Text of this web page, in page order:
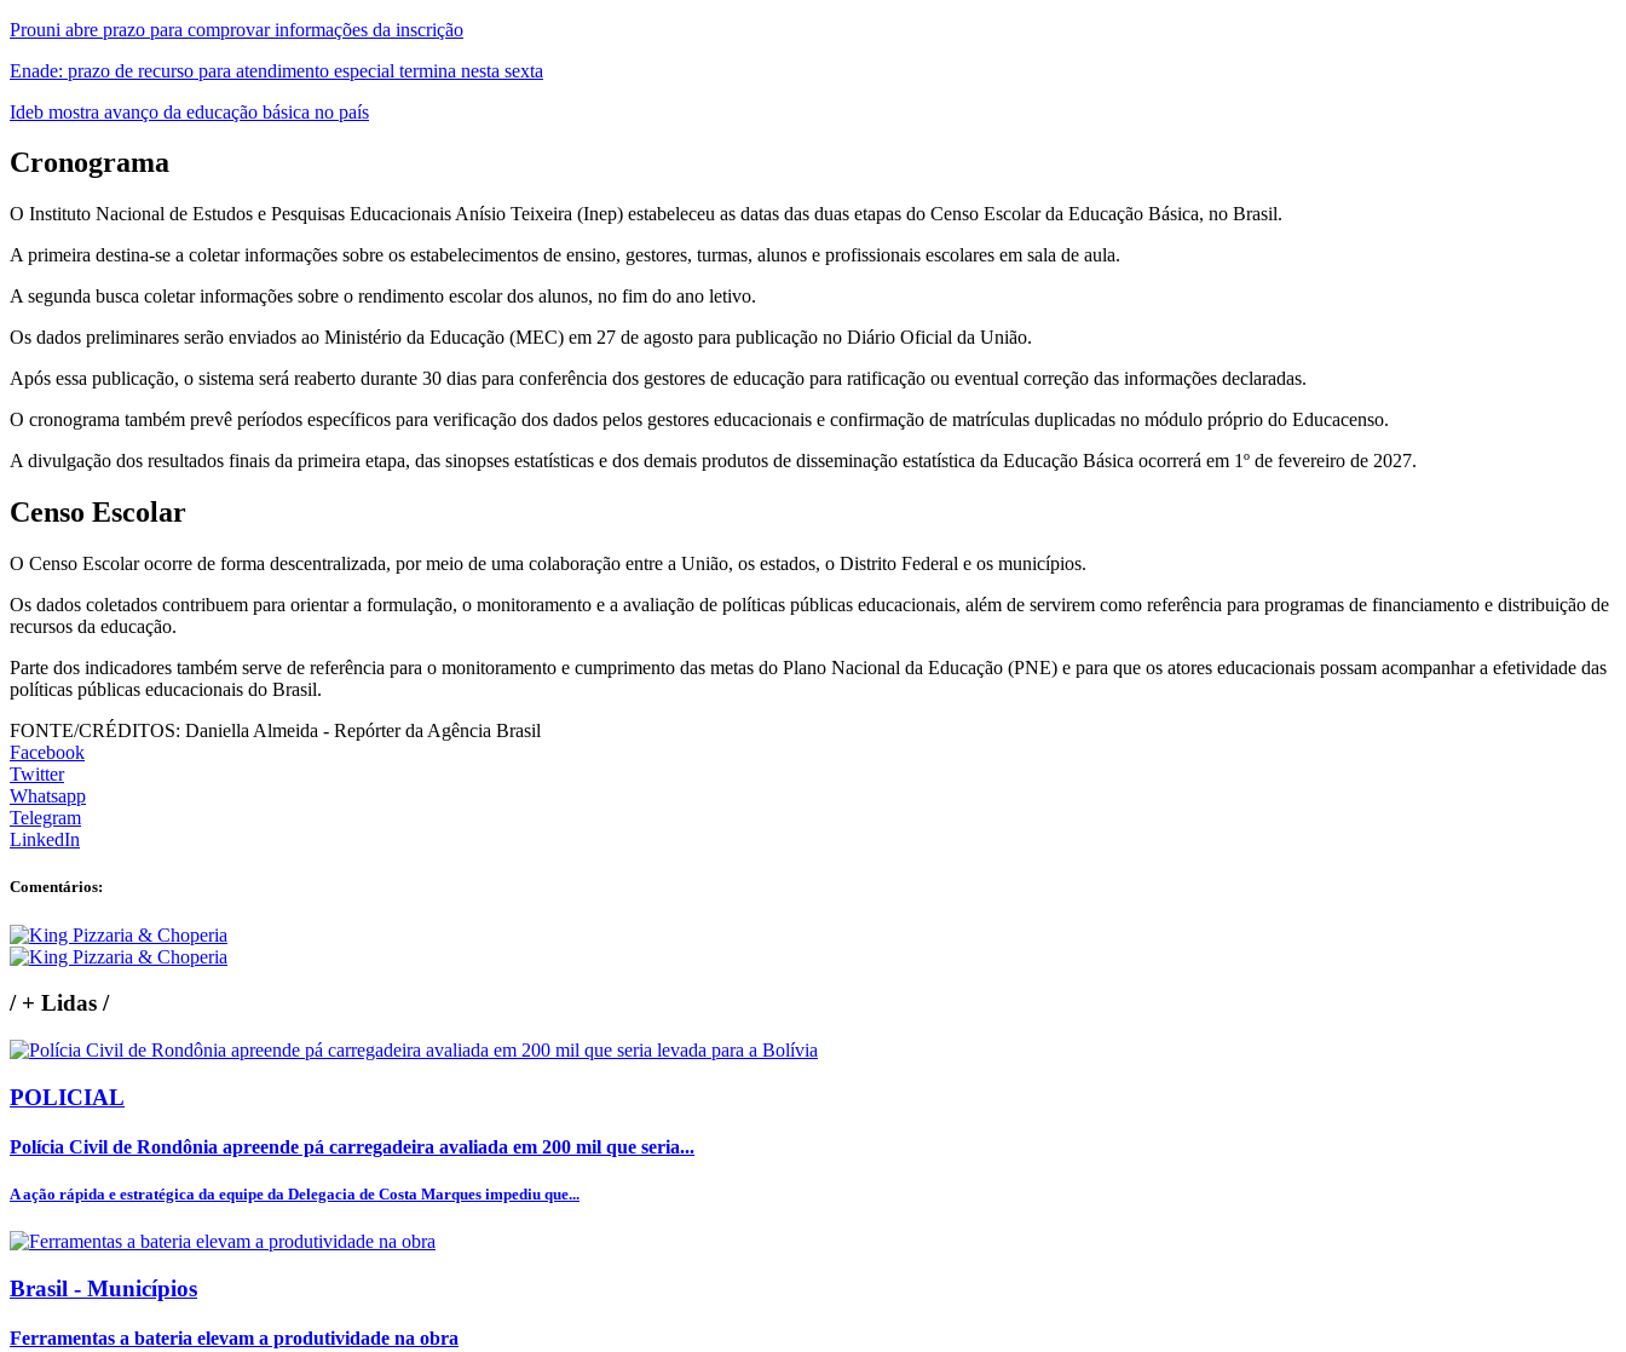
Prouni abre prazo para comprovar informações da inscrição
Enade: prazo de recurso para atendimento especial termina nesta sexta
Ideb mostra avanço da educação básica no país
Cronograma
O Instituto Nacional de Estudos e Pesquisas Educacionais Anísio Teixeira (Inep) estabeleceu as datas das duas etapas do Censo Escolar da Educação Básica, no Brasil.
A primeira destina-se a coletar informações sobre os estabelecimentos de ensino, gestores, turmas, alunos e profissionais escolares em sala de aula.
A segunda busca coletar informações sobre o rendimento escolar dos alunos, no fim do ano letivo.
Os dados preliminares serão enviados ao Ministério da Educação (MEC) em 27 de agosto para publicação no Diário Oficial da União.
Após essa publicação, o sistema será reaberto durante 30 dias para conferência dos gestores de educação para ratificação ou eventual correção das informações declaradas.
O cronograma também prevê períodos específicos para verificação dos dados pelos gestores educacionais e confirmação de matrículas duplicadas no módulo próprio do Educacenso.
A divulgação dos resultados finais da primeira etapa, das sinopses estatísticas e dos demais produtos de disseminação estatística da Educação Básica ocorrerá em 1º de fevereiro de 2027.
Censo Escolar
O Censo Escolar ocorre de forma descentralizada, por meio de uma colaboração entre a União, os estados, o Distrito Federal e os municípios.
Os dados coletados contribuem para orientar a formulação, o monitoramento e a avaliação de políticas públicas educacionais, além de servirem como referência para programas de financiamento e distribuição de
recursos da educação.
Parte dos indicadores também serve de referência para o monitoramento e cumprimento das metas do Plano Nacional da Educação (PNE) e para que os atores educacionais possam acompanhar a efetividade das
políticas públicas educacionais do Brasil.
FONTE/CRÉDITOS: Daniella Almeida - Repórter da Agência Brasil
Facebook
Twitter
Whatsapp
Telegram
LinkedIn
Comentários:
/+ Lidas /
POLICIAL
Polícia Civil de Rondônia apreende pá carregadeira avaliada em 200 mil que seria...
A ação rápida e estratégica da equipe da Delegacia de Costa Marques impediu que...
Brasil - Municípios
Ferramentas a bateria elevam a produtividade na obra